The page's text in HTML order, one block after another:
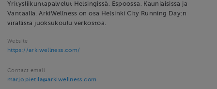
Yritysliikuntapalvelut Helsingissä, Espoossa, Kauniaisissa ja
Vantaalla. ArkiWellness on osa Helsinki City Running Day:n
virallista juoksukoulu verkostoa.
Website
https://arkiwellness.com/
Contact email
marjo.pietila@arkiwellness.com